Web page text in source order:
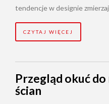
tendencje w designie
CZYTAJ WIĘCEJ
Przegląd okuć
ścian